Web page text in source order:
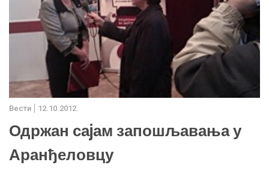
Вести 12.10.2012.
Одржан саjам запошљавања у
Аранђеловцу